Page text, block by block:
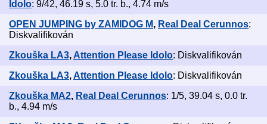
Idolo: 9/42, 46.19 s, 5.0 tr. b., 4.74 m/s
OPEN JUMPING by ZAMIDOG M, Real Deal Cerunnos:
Diskvalifikován
Zkouška LA3, Attention Please Idolo: Diskvalifikován
Zkouška LA3,Attention Please Idolo: Diskvalifikován
Zkouška MA2, Real Deal Cerunnos: 1/5, 39.04 s, 0.0 tr.
b., 4.94 m/s